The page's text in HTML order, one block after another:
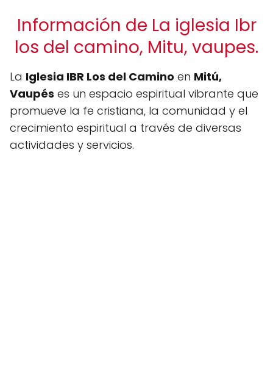
Información de La iglesia Ibr
los del camino, Mitu, vaupes.
La Iglesia IBR Los del Camino en Mitú,
Vaupés es un espacio espiritual vibrante que
promueve la fe cristiana, la comunidad y el
crecimiento espiritual a través de diversas
actividades y servicios.